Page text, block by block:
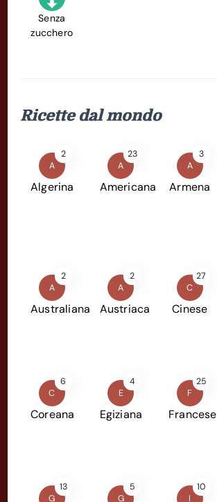
Senza
zucchero
Ricette dal mondo
A
2
Algerina
A
23
Americana
A
3
Armena
A
2
Australiana
A
2
Austriaca
C
27
Cinese
C
6
Coreana
E
4
Egiziana
F
25
Francese
G
13
G
5
I
10